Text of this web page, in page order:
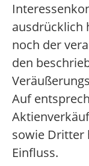
ausdrücklich
noch der
den
Auf
sowie Dritter
Einfluss.